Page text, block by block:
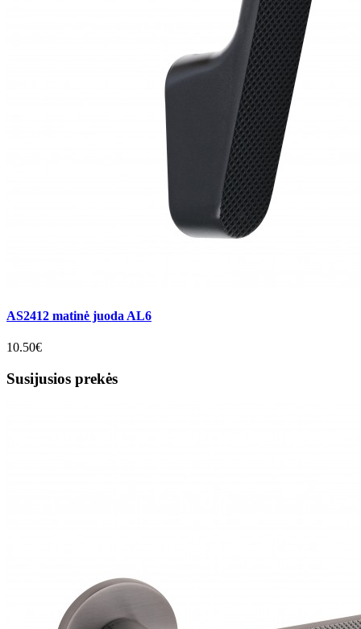
AS2412 matinė juoda AL6
10.50€
Susijusios prekės